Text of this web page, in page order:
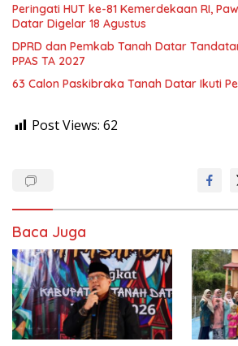
Peringati HUT ke-81 Kemerdekaan RI,
Datar Digelar 18 Agustus
DPRD dan Pemkab Tanah Datar
PPAS TA 2027
63 Calon Paskibraka Tanah Datar Ikuti
Post Views: 62
Baca Juga